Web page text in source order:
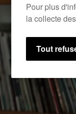
Pour plus
la collecte
Tout